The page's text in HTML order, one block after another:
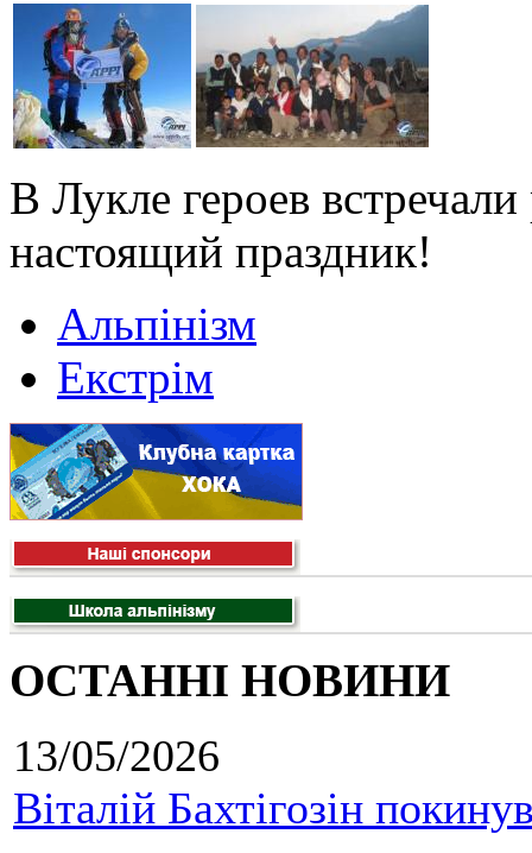
В Лукле героев
настоящий праздник!
Альпінізм
Екстрім
ОСТАННІ НОВИНИ
13/05/2026
Віталій Бахтігозін